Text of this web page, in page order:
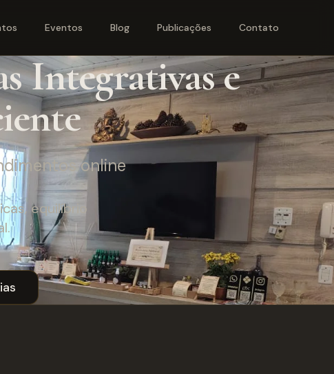
Eventos Blog Publicações Contato
Integrativas e
online
equilíbrio